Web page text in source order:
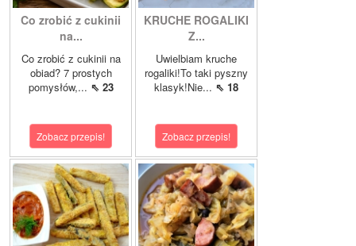
Co zrobić z cukinii
na...
Co zrobić z cukinii na
obiad? 7 prostych
pomysłów,... ⇖ 23
Zobacz przepis!
KRUCHE ROGALIKI
Z...
Uwielbiam kruche
rogaliki!To taki pyszny
klasyk!Nie... ⇖ 18
Zobacz przepis!